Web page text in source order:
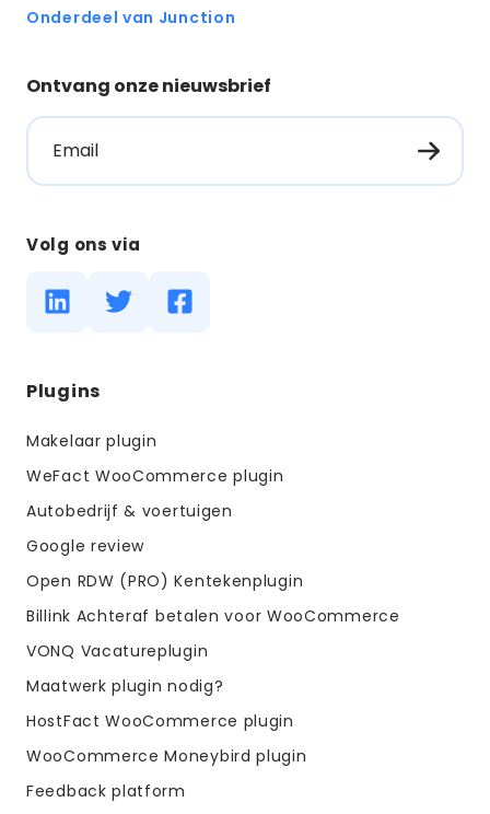
Onderdeel van Junction
Ontvang onze nieuwsbrief
Email
Volg ons via
Diensten
Plugins
Makelaar plugin
WeFact WooCommerce plugin
Autobedrijf & voertuigen
Google review
Open RDW (PRO) Kentekenplugin
Billink Achteraf betalen voor WooCommerce
VONQ Vacatureplugin
Maatwerk plugin nodig?
HostFact WooCommerce plugin
WooCommerce Moneybird plugin
Feedback platform